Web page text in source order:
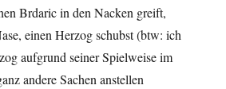
Brdaric in den Nacken greift,
einen Herzog schubst (btw: ich
aufgrund seiner Spielweise im
andere Sachen anstellen